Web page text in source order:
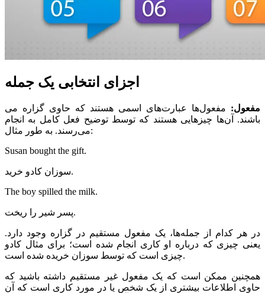
اجزای انتخابی یک جمله
مفعول: مفعول‌ها عبارت‌های اسمی هستند که حاوی گزاره می
باشند. آن‌ها چیزهایی هستند که توسط توضیح فعل کامل به انجام
می‌رسند. به طور مثال:
Susan bought the gift.
سوزان کادو خرید.
The boy spilled the milk.
پسر شیر را ریخت.
در هر کدام از جمله‌ها، یک مفعول مستقیم در گزاره وجود دارد.
یعنی چیزی که درباره او کاری انجام شده است؛ برای مثال کادو
چیزی است که توسط سوزان خریده شده است.
همچنین ممکن است که یک مفعول غیر مستقیم داشته باشید که
حاوی اطلاعات بیشتری از یک شخص یا در مورد کاری است که آن